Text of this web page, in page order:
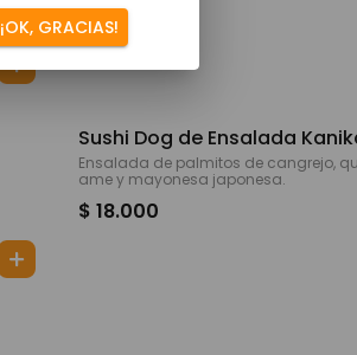
$ 18.000
Sushi Dog de Ensalada
Ensalada de palmitos de cangrejo,
ame y mayonesa japonesa.
$ 18.000
¡OK, GRACIAS!